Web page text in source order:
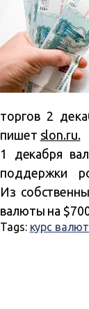
торгов 2
пишет slon.ru.
1 декабря
поддержки
Из
валюты на
Tags: курс валют